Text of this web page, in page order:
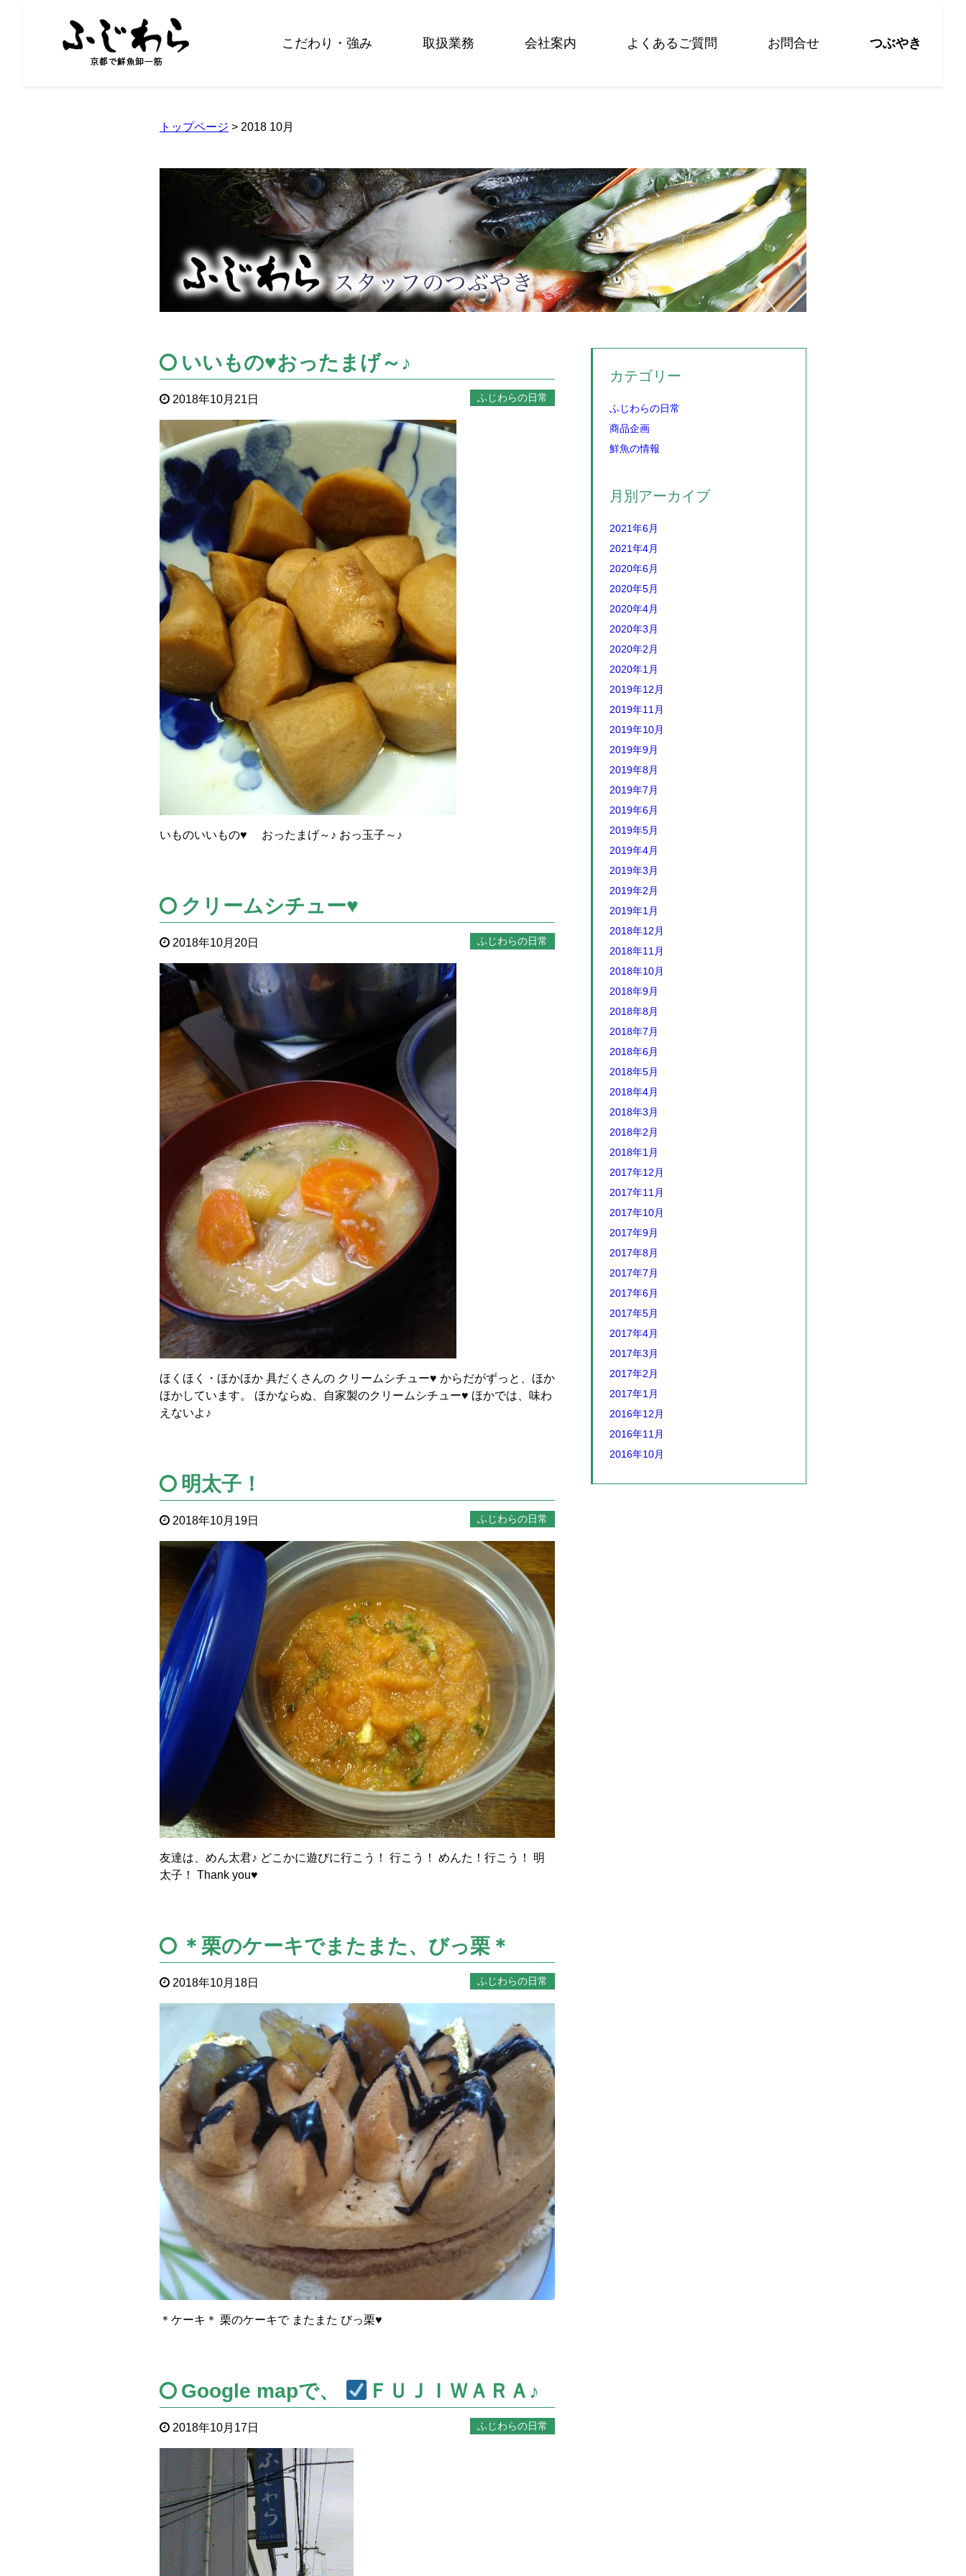
こだわり・強み 取扱業務 会社案内 よくあるご質問 お問合せ つぶやき
トップページ > 2018 10月
いいもの♥おったまげ～♪
2018年10月21日 ふじわらの日常
いものいいもの♥ おったまげ～♪ おっ玉子～♪
クリームシチュー♥
2018年10月20日 ふじわらの日常
ほくほく・ほかほか 具だくさんの クリームシチュー♥ からだがずっと、ほか
ほかしています。 ほかならぬ、自家製のクリームシチュー♥ ほかでは、味わ
えないよ♪
明太子！
2018年10月19日 ふじわらの日常
友達は、めん太君♪ どこかに遊びに行こう！ 行こう！ めんた！行こう！ 明
太子！ Thank you♥
＊栗のケーキでまたまた、びっ栗＊
2018年10月18日 ふじわらの日常
＊ケーキ＊ 栗のケーキで またまた びっ栗♥
Google mapで、 ＦＵＪＩＷＡＲＡ♪
2018年10月17日 ふじわらの日常
カテゴリー
ふじわらの日常
商品企画
鮮魚の情報
月別アーカイブ
2021年6月
2021年4月
2020年6月
2020年5月
2020年4月
2020年3月
2020年2月
2020年1月
2019年12月
2019年11月
2019年10月
2019年9月
2019年8月
2019年7月
2019年6月
2019年5月
2019年4月
2019年3月
2019年2月
2019年1月
2018年12月
2018年11月
2018年10月
2018年9月
2018年8月
2018年7月
2018年6月
2018年5月
2018年4月
2018年3月
2018年2月
2018年1月
2017年12月
2017年11月
2017年10月
2017年9月
2017年8月
2017年7月
2017年6月
2017年5月
2017年4月
2017年3月
2017年2月
2017年1月
2016年12月
2016年11月
2016年10月